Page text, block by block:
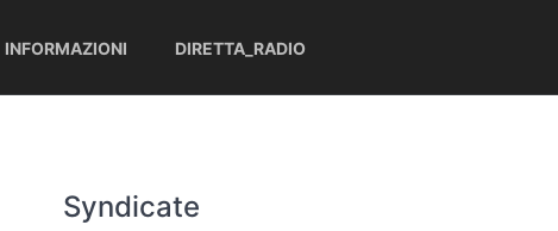
INFORMAZIONI DIRETTA_RADIO
Syndicate